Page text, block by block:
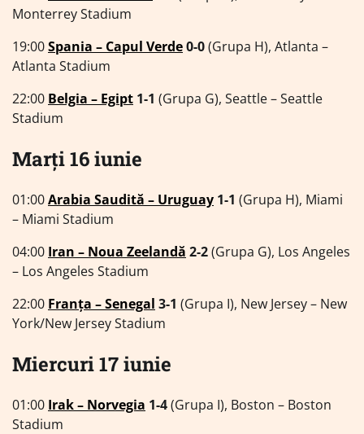
Monterrey Stadium
19:00Spania – Capul Verde0-0(Grupa H), Atlanta –
Atlanta Stadium
22:00 Belgia – Egipt 1-1 (Grupa G), Seattle – Seattle
Stadium
Marți 16 iunie
01:00Arabia Saudită – Uruguay 1-1 (Grupa H), Miami
– Miami Stadium
04:00 Iran – Noua Zeelandă 2-2(Grupa G), Los Angeles
– Los Angeles Stadium
22:00 Franța – Senegal 3-1 (Grupa I), New Jersey – New
York/New Jersey Stadium
Miercuri 17 iunie
01:00 Irak – Norvegia 1-4(Grupa I), Boston – Boston
Stadium